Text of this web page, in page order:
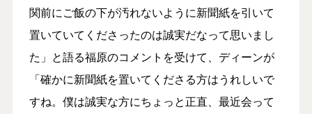
関前にご飯の下が汚れないように新聞紙を引いて
置いていてくださったのは誠実だなって思いまし
た」と語る福原のコメントを受けて、ディーンが
「確かに新聞紙を置いてくださる方はうれしいで
すね。僕は誠実な方にちょっと正直、最近会って